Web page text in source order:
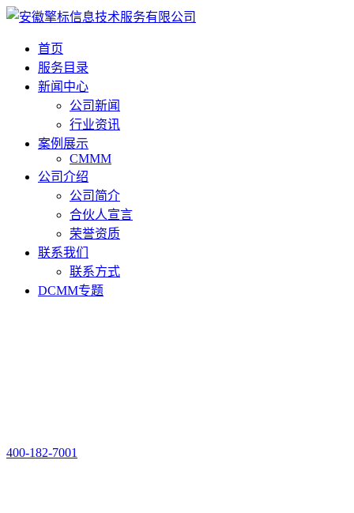
首页
服务目录
新闻中心
公司新闻
行业资讯
案例展示
CMMM
公司介绍
公司简介
合伙人宣言
荣誉资质
联系我们
联系方式
DCMM专题
400-182-7001